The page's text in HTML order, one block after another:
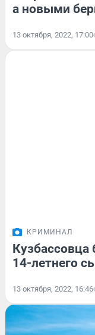
а новыми
13 октября, 2022, 17:00
КРИМИНАЛ
Кузбассовца
14-летнего
13 октября, 2022, 16:46